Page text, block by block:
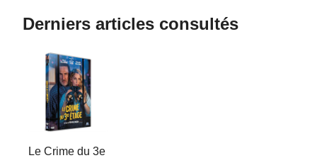
Derniers articles consultés
Le Crime du 3e